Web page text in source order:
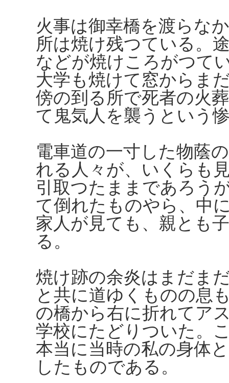
火事は御幸橋を渡らな
所は焼け残つている。
などが焼けころがつて
大学も焼けて窓からま
傍の到る所で死者の火
て鬼気人を襲うという
電車道の一寸した物蔭
れる人々が、いくらも
引取つたままであろう
て倒れたものやら、中
家人が見ても、親とも
る。
焼け跡の余炎はまだま
と共に道ゆくものの息
の橋から右に折れてア
学校にたどりついた。
本当に当時の私の身体
したものである。